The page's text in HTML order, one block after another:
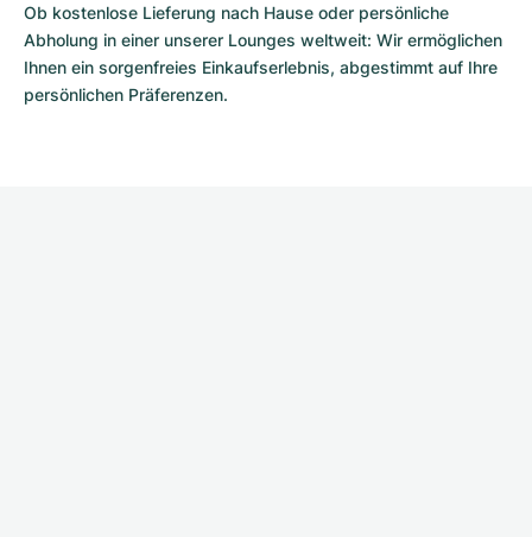
Ob kostenlose Lieferung nach Hause oder persönliche
Abholung in einer unserer Lounges weltweit: Wir ermöglichen
Ihnen ein sorgenfreies Einkaufserlebnis, abgestimmt auf Ihre
persönlichen Präferenzen.